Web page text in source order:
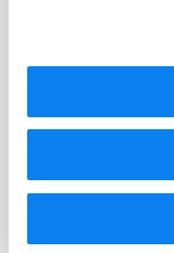
C09AA